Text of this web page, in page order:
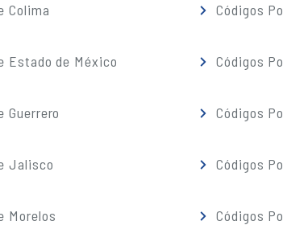
Colima Códigos
Estado de México Códigos
Guerrero Códigos
Jalisco Códigos
Morelos Códigos